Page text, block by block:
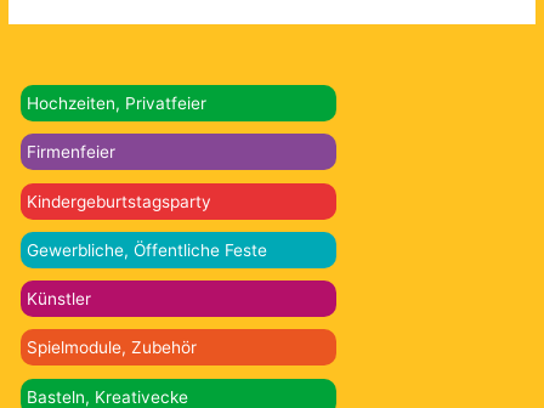
Hochzeiten, Privatfeier
Firmenfeier
Kindergeburtstagsparty
Gewerbliche, Öffentliche Feste
Künstler
Spielmodule, Zubehör
Basteln, Kreativecke